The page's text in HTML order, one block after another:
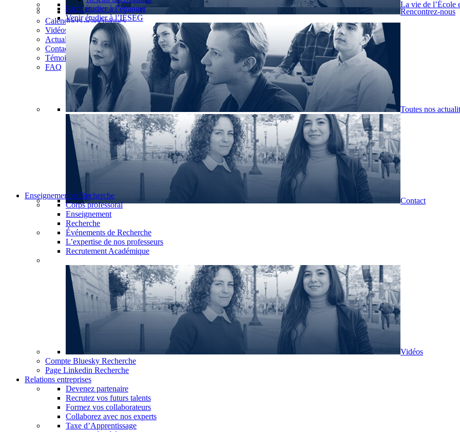
Rencontrez-nous
Calendriers académiques
Vidéos
Actualités
Contact
Témoignages
FAQ
La vie de l’École
Partir étudier à l’étranger
Venir étudier à l’IÉSEG
Toutes nos
Contact
Enseignement et Recherche
Corps professoral
Enseignement
Recherche
Événements de Recherche
L’expertise de nos professeurs
Recrutement Académique
Vidéos
Compte Bluesky Recherche
Page Linkedin Recherche
Relations entreprises
Devenez partenaire
Recrutez vos futurs talents
Formez vos collaborateurs
Collaborez avec nos experts
Taxe d’Apprentissage